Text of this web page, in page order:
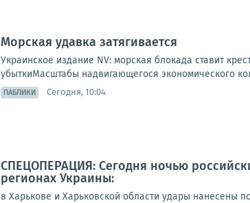
Морская удавка затягивается
Украинское издание NV: морская блокада ставит
убыткиМасштабы надвигающегося экономического
ПАБЛИКИ Сегодня, 10:04
СПЕЦОПЕРАЦИЯ: Сегодня ночью
регионах Украины:
в Харькове и Харьковской области удары нанесены